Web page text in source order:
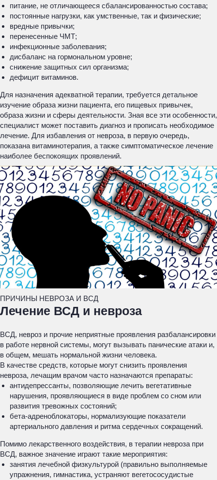
питание, не отличающееся сбалансированностью состава;
постоянные нагрузки, как умственные, так и физические;
вредные привычки;
перенесенные ЧМТ;
инфекционные заболевания;
дисбаланс на гормональном уровне;
снижение защитных сил организма;
дефицит витаминов.
Для назначения адекватной терапии, требуется детальное
изучение образа жизни пациента, его пищевых привычек,
образа жизни и сферы деятельности. Зная все эти особенности,
специалист может поставить диагноз и прописать необходимое
лечение. Для избавления от невроза, в первую очередь,
показана витаминотерапия, а также симптоматическое лечение
наиболее беспокоящих проявлений.
ПРИЧИНЫ НЕВРОЗА И ВСД
Лечение ВСД и невроза
ВСД, невроз и прочие неприятные проявления разбалансировки
в работе нервной системы, могут вызывать панические атаки и,
в общем, мешать нормальной жизни человека.
В качестве средств, которые могут снизить проявления
невроза, лечащим врачом часто назначаются препараты:
антидепрессанты, позволяющие лечить вегетативные
нарушения, проявляющиеся в виде проблем со сном или
развития тревожных состояний;
бета-адреноблокаторы, нормализующие показатели
артериального давления и ритма сердечных сокращений.
Помимо лекарственного воздействия, в терапии невроза при
ВСД, важное значение играют такие мероприятия:
занятия лечебной физкультурой (правильно выполняемые
упражнения, гимнастика, устраняют вегетососудистые